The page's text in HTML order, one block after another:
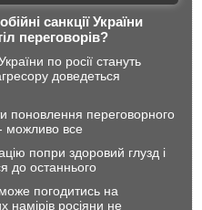
санкції України
переговорів?
по росії стануть
доведеться
поновлення переговорного
можливо все
попри здоровий глузд і
до останнього
погодитись на
намірів росіяни не